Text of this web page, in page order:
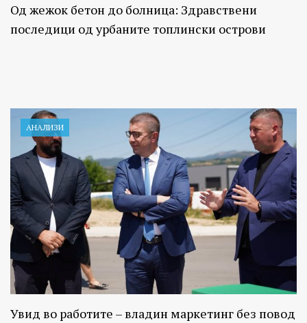
Од жежок бетон до болница: Здравствени
последици од урбаните топлински острови
АНАЛИЗИ
Увид во работите – владин маркетинг без повод